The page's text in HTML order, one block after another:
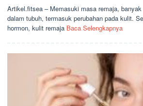
Artikel.fitsea – Memasuki masa remaja,
dalam tubuh, termasuk perubahan pada kulit.
hormon, kulit remaja Baca Selengkapnya